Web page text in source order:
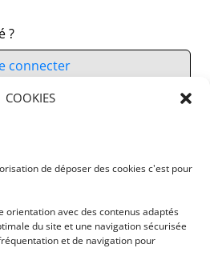
COOKIES
de déposer des cookies c'est pour
orientation avec des contenus adaptés
du site et une navigation sécurisée
et de navigation pour
?
connecter
?